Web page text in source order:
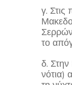
γ. Στις
το
δ. Στην
νότια)